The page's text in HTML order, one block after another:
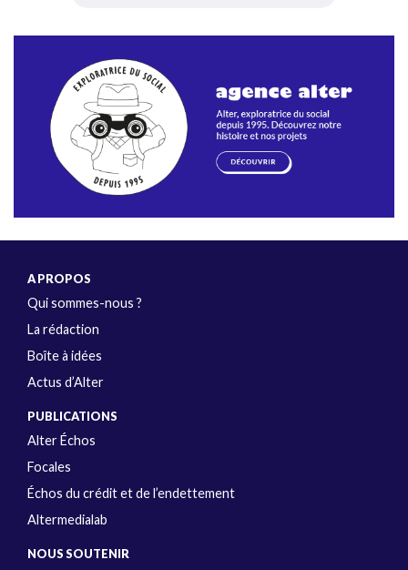
A PROPOS
Qui sommes-nous ?
La rédaction
Boîte à idées
Actus d’Alter
PUBLICATIONS
Alter Échos
Focales
Échos du crédit et de l’endettement
Altermedialab
NOUS SOUTENIR